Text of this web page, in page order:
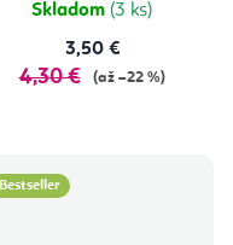
Skladom (3 ks)
3,50 €
4,30 € (až –22 %)
Bestseller